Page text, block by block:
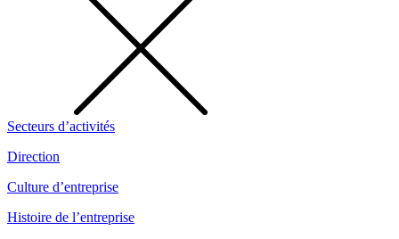
Secteurs d’activités
Direction
Culture d’entreprise
Histoire de l’entreprise